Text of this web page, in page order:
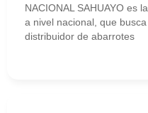
NACIONAL SAHUAYO es
a nivel nacional, que
distribuidor de abarrotes